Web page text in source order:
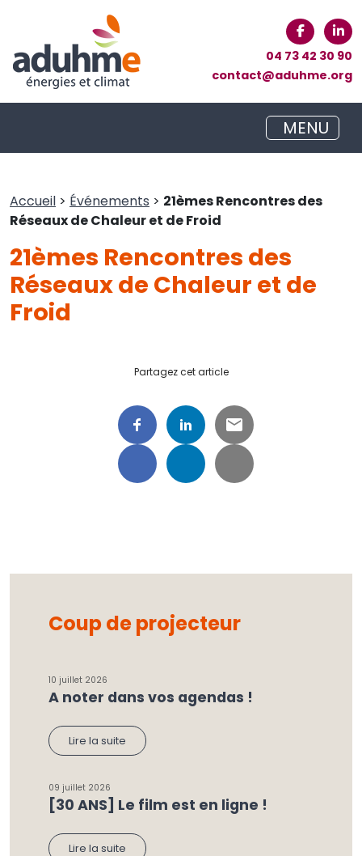
04 73 42 30 90
contact@aduhme.org
MENU
Accueil > Événements > 21èmes Rencontres des
Réseaux de Chaleur et de Froid
21èmes Rencontres des
Réseaux de Chaleur et de
Froid
Partagez cet article
Coup de projecteur
10 juillet 2026
A noter dans vos agendas !
Lire la suite
09 juillet 2026
[30 ANS] Le film est en ligne !
Lire la suite